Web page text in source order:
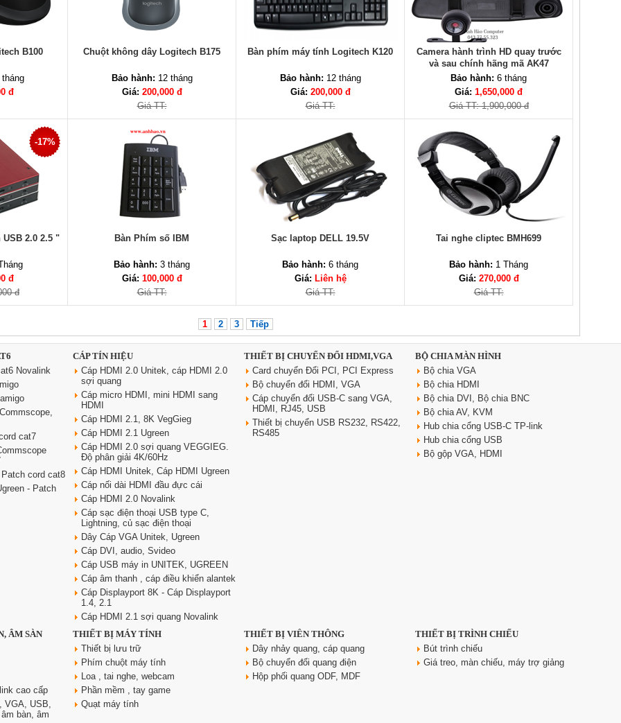
B100
tháng
đ
Chuột không dây Logitech B175
Bảo hành: 12 tháng
Giá: 200,000 đ
Giá TT:
Bàn phím máy tính Logitech K120
Bảo hành: 12 tháng
Giá: 200,000 đ
Giá TT:
Camera hành trình HD quay trước
và sau chính hãng mã AK47
Bảo hành: 6 tháng
Giá: 1,650,000 đ
Giá TT: 1,900,000 đ
-17%
USB 2.0 2.5 "
đ
đ
Bàn Phím số IBM
Bảo hành: 3 tháng
Giá: 100,000 đ
Giá TT:
Sạc laptop DELL 19.5V
Bảo hành: 6 tháng
Giá: Liên hệ
Giá TT:
Tai nghe cliptec BMH699
Bảo hành: 1 Tháng
Giá: 270,000 đ
Giá TT:
1 2 3 Tiếp
Novalink
cat7
cord cat8
- Patch
CÁP TÍN HIỆU
Cáp HDMI 2.0 Unitek, cáp HDMI 2.0
sợi quang
Cáp micro HDMI, mini HDMI sang
HDMI
Cáp HDMI 2.1, 8K VegGieg
Cáp HDMI 2.1 Ugreen
Cáp HDMI 2.0 sợi quang VEGGIEG.
Độ phân giải 4K/60Hz
Cáp HDMI Unitek, Cáp HDMI Ugreen
Cáp nối dài HDMI đầu đực cái
Cáp HDMI 2.0 Novalink
Cáp sạc điện thoại USB type C,
Lightning, củ sạc điện thoại
Dây Cáp VGA Unitek, Ugreen
Cáp DVI, audio, Svideo
Cáp USB máy in UNITEK, UGREEN
Cáp âm thanh , cáp điều khiển alantek
Cáp Displayport 8K - Cáp Displayport
1.4, 2.1
Cáp HDMI 2.1 sợi quang Novalink
THIẾT BỊ CHUYỂN ĐỔI HDMI,VGA
Card chuyển Đổi PCI, PCI Express
Bộ chuyển đổi HDMI, VGA
Cáp chuyển đổi USB-C sang VGA,
HDMI, RJ45, USB
Thiết bị chuyển USB RS232, RS422,
RS485
BỘ CHIA MÀN HÌNH
Bộ chia VGA
Bộ chia HDMI
Bộ chia DVI, Bộ chia BNC
Bộ chia AV, KVM
Hub chia cổng USB-C TP-link
Hub chia cổng USB
Bộ gộp VGA, HDMI
ÂM SÀN
cao cấp
VGA, USB,
bàn, âm
THIẾT BỊ MÁY TÍNH
Thiết bị lưu trữ
Phím chuột máy tính
Loa , tai nghe, webcam
Phần mềm , tay game
Quạt máy tính
THIẾT BỊ VIỄN THÔNG
Dây nhảy quang, cáp quang
Bộ chuyển đổi quang điện
Hộp phối quang ODF, MDF
THIẾT BỊ TRÌNH CHIẾU
Bút trình chiếu
Giá treo, màn chiếu, máy trợ giảng